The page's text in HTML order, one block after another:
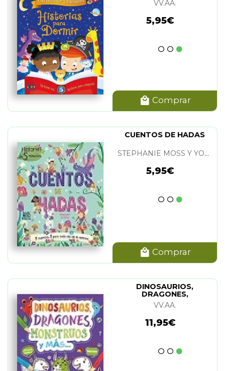
VV.AA.
5,95€
Comprar
CUENTOS DE HADAS
STEPHANIE MOSS Y YOSS SANCHEZ
5,95€
Comprar
DINOSAURIOS,
DRAGONES,
MONSTRUOS Y MAS...
VV.AA.
11,95€